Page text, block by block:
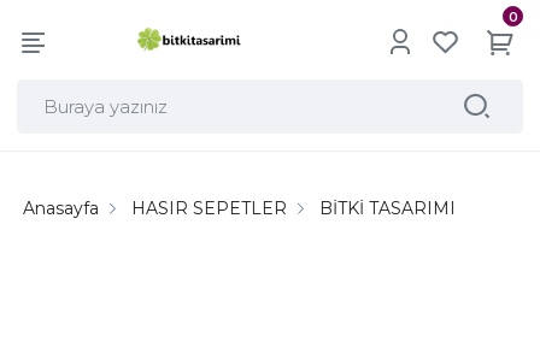
0
Anasayfa HASIR SEPETLER BİTKİ TASARIMI